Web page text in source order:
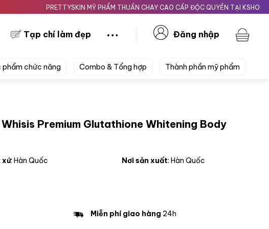
PRETTYSKIN MỸ PHẨM THUẦN CHAY CAO CẤP ĐỘC QUYỀN TẠI
Tạp chí làm đẹp Đăng nhập
phẩm chức năng Combo & Tổng hợp Thành phần mỹ phẩm
Premium Glutathione Whitening Body
xứ: Hàn Quốc Nơi sản xuất: Hàn Quốc
Miễn phí giao hàng 24h